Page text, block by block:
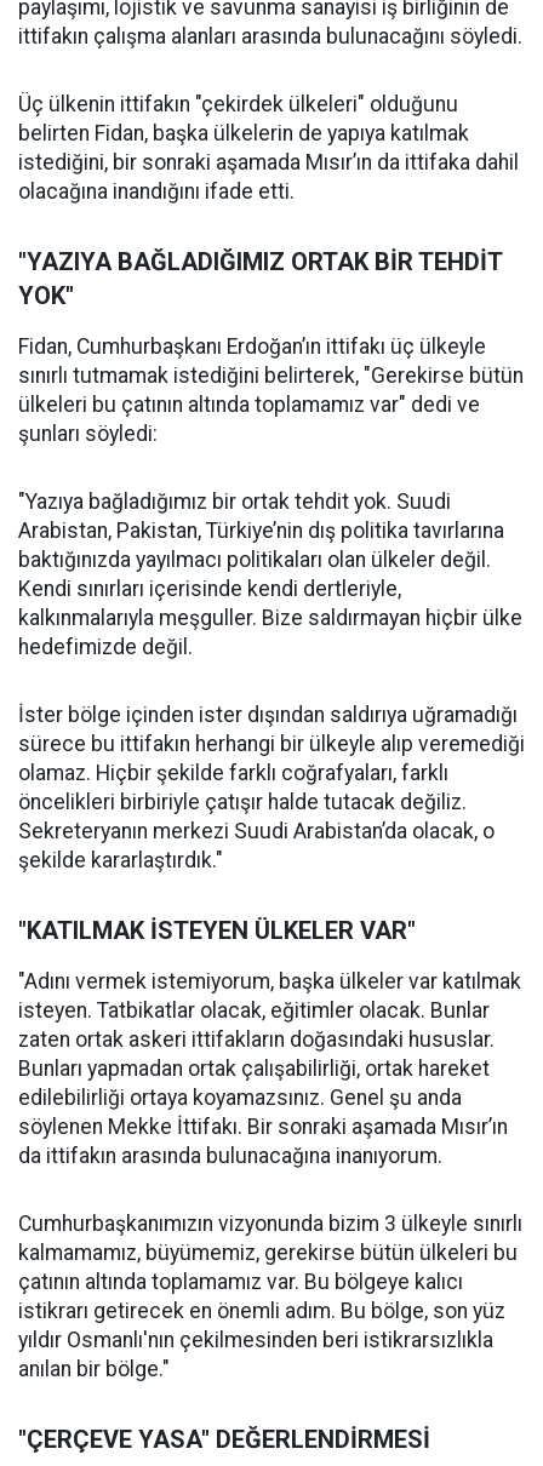
paylaşımı, lojistik ve savunma sanayisi iş birliğinin de
ittifakın çalışma alanları arasında bulunacağını söyledi.
Üç ülkenin ittifakın "çekirdek ülkeleri" olduğunu
belirten Fidan, başka ülkelerin de yapıya katılmak
istediğini, bir sonraki aşamada Mısır’ın da ittifaka dahil
olacağına inandığını ifade etti.
"YAZIYA BAĞLADIĞIMIZ ORTAK BİR TEHDİT
YOK"
Fidan, Cumhurbaşkanı Erdoğan’ın ittifakı üç ülkeyle
sınırlı tutmamak istediğini belirterek, "Gerekirse bütün
ülkeleri bu çatının altında toplamamız var" dedi ve
şunları söyledi:
"Yazıya bağladığımız bir ortak tehdit yok. Suudi
Arabistan, Pakistan, Türkiye’nin dış politika tavırlarına
baktığınızda yayılmacı politikaları olan ülkeler değil.
Kendi sınırları içerisinde kendi dertleriyle,
kalkınmalarıyla meşguller. Bize saldırmayan hiçbir ülke
hedefimizde değil.
İster bölge içinden ister dışından saldırıya uğramadığı
sürece bu ittifakın herhangi bir ülkeyle alıp veremediği
olamaz. Hiçbir şekilde farklı coğrafyaları, farklı
öncelikleri birbiriyle çatışır halde tutacak değiliz.
Sekreteryanın merkezi Suudi Arabistan’da olacak, o
şekilde kararlaştırdık."
"KATILMAK İSTEYEN ÜLKELER VAR"
"Adını vermek istemiyorum, başka ülkeler var katılmak
isteyen. Tatbikatlar olacak, eğitimler olacak. Bunlar
zaten ortak askeri ittifakların doğasındaki hususlar.
Bunları yapmadan ortak çalışabilirliği, ortak hareket
edilebilirliği ortaya koyamazsınız. Genel şu anda
söylenen Mekke İttifakı. Bir sonraki aşamada Mısır’ın
da ittifakın arasında bulunacağına inanıyorum.
Cumhurbaşkanımızın vizyonunda bizim 3 ülkeyle sınırlı
kalmamamız, büyümemiz, gerekirse bütün ülkeleri bu
çatının altında toplamamız var. Bu bölgeye kalıcı
istikrarı getirecek en önemli adım. Bu bölge, son yüz
yıldır Osmanlı'nın çekilmesinden beri istikrarsızlıkla
anılan bir bölge."
"ÇERÇEVE YASA" DEĞERLENDİRMESİ